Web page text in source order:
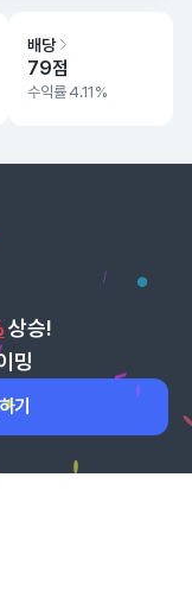
배당
79점
수익률 4.11%
상승!
밍
기